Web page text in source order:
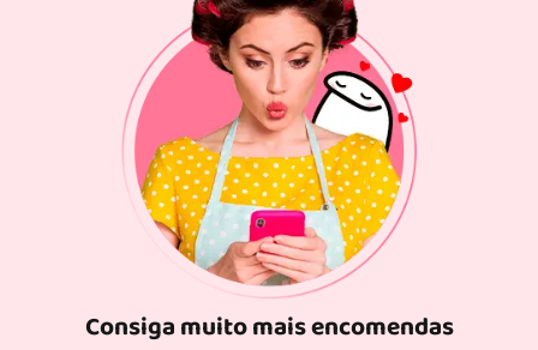
Consiga muito mais encomendas